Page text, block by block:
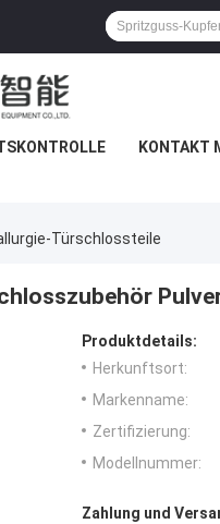
KONTAKT
Türschlossteile
Produktdetails:
Herkunftsort:
Markenname:
Zertifizierung:
Modellnummer:
Zahlung und